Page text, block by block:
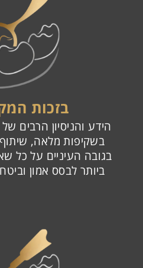
בזכות
הידע והניסיון הרבים
בשקיפות מלאה,
בגובה העיניים על כל
ביותר לבסס אמון